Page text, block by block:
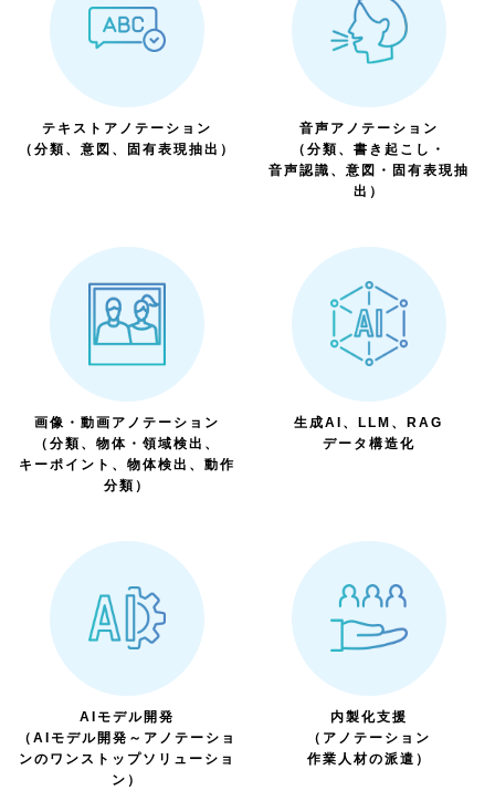
テキストアノテーション
（分類、意図、固有表現抽出）
音声アノテーション
（分類、書き起こし・
音声認識、意図・固有表現抽
出）
画像・動画アノテーション
（分類、物体・領域検出、
キーポイント、物体検出、動作
分類）
生成AI、LLM、RAG
データ構造化
AIモデル開発
（AIモデル開発～アノテーショ
ンのワンストップソリューショ
ン）
内製化支援
（アノテーション
作業人材の派遣）